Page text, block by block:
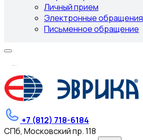
Личный прием
Электронные обращения
Письменное обращение
...
+7 (812) 718-6184
СПб, Московский пр. 118